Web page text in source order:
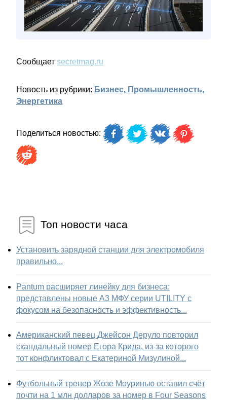
Сообщает secretmag.ru
Новость из рубрики: Бизнес, Промышленность,
Энергетика
Поделиться новостью:
Топ новости часа
Установить зарядной станции для электромобиля
правильно...
Pantum расширяет линейку для бизнеса:
представлены новые А3 МФУ серии UTILITY с
фокусом на безопасность и эффективность...
Американский певец Джейсон Деруло повторил
скандальный номер Егора Крида, из-за которого
тот конфликтовал с Екатериной Мизулиной...
Футбольный тренер Жозе Моуринью оставил счёт
почти на 1 млн долларов за номер в Four Seasons